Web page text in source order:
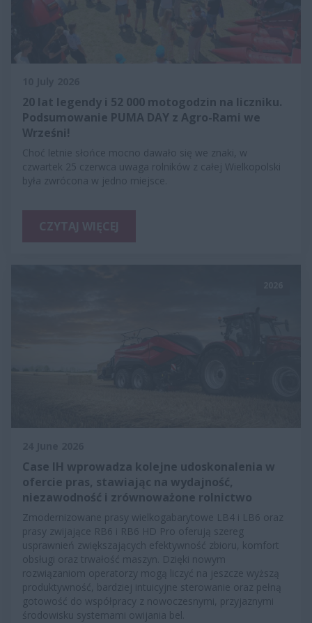
20 lat legendy i 52 000 motogodzin na liczniku.
Podsumowanie PUMA DAY z Agro-Rami we
Wrześni!
Choć letnie słońce mocno dawało się we znaki, w
czwartek 25 czerwca uwaga rolników z całej Wielkopolski
była zwrócona w jedno miejsce.
Case IH wprowadza kolejne udoskonalenia w
ofercie pras, stawiając na wydajność,
niezawodność i zrównoważone rolnictwo
Zmodernizowane prasy wielkogabarytowe LB4 i LB6 oraz
prasy zwijające RB6 i RB6 HD Pro oferują szereg
usprawnień zwiększających efektywność zbioru, komfort
obsługi oraz trwałość maszyn. Dzięki nowym
rozwiązaniom operatorzy mogą liczyć na jeszcze wyższą
produktywność, bardziej intuicyjne sterowanie oraz pełną
gotowość do współpracy z nowoczesnymi, przyjaznymi
środowisku systemami owijania bel.